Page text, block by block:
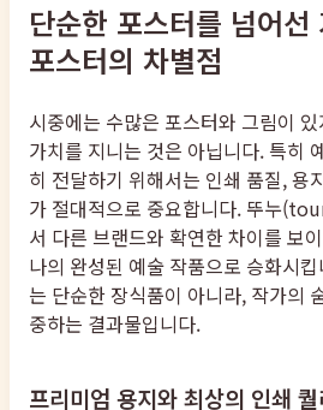
단순한 포스터를 넘어
포스터의 차별점
시중에는 수많은 포스터와 그림이
가치를 지니는 것은 아닙니다. 특히
히 전달하기 위해서는 인쇄 품질, 용
가 절대적으로 중요합니다. 뚜누
서 다른 브랜드와 확연한 차이를 보
나의 완성된 예술 작품으로 승화시
는 단순한 장식품이 아니라, 작가의
중하는 결과물입니다.
프리미엄 용지와 최상의 인쇄 퀄